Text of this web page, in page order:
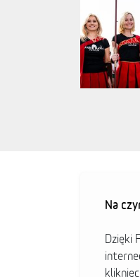
Na
Dzięki